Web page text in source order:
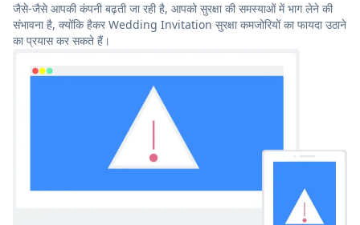
जैसे-जैसे आपकी कंपनी बढ़ती जा रही है, आपको सुरक्षा की समस्याओं में भाग लेने की
संभावना है, क्योंकि हैकर Wedding Invitation सुरक्षा कमजोरियों का फायदा उठाने
का प्रयास कर सकते हैं।